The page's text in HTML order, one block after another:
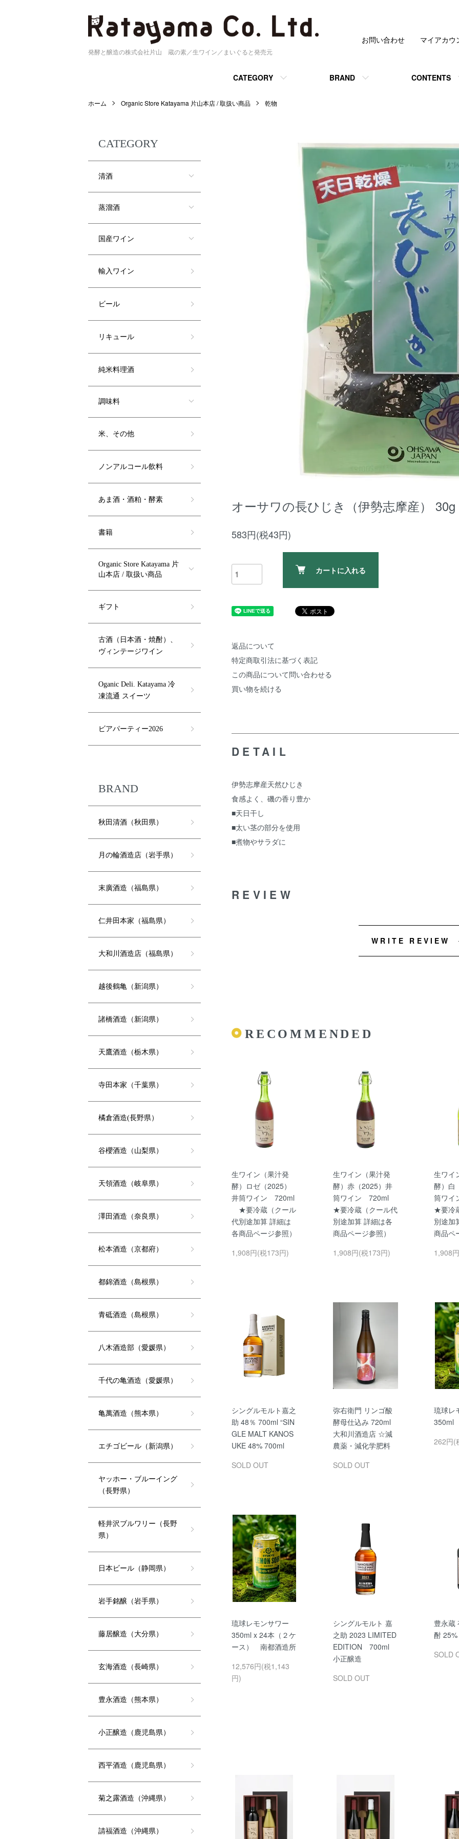
発酵と醸造の株式会社片山 蔵の素／生ワイン／まいぐると発売元
CATEGORY BRAND CONTENTS
お問い合わせ マイアカウ
ホーム Organic Store Katayama 片山本店 / 取扱い商品 乾物
オーサワの長ひじき（伊勢志摩産） 30g
583円(税43円)
カートに入れる
返品について
特定商取引法に基づく表記
この商品について問い合わせる
買い物を続ける
DETAIL
伊勢志摩産天然ひじき
食感よく、磯の香り豊か
■天日干し
■太い茎の部分を使用
■煮物やサラダに
REVIEW
WRITE REVIEW
RECOMMENDED
生ワイン（果汁発
酵）ロゼ（2025）
井筒ワイン 720ml
★要冷蔵（クール
代別途加算 詳細は
各商品ページ参照）
1,908円(税173円)
生ワイン（果汁発
酵）赤（2025）井
筒ワイン 720ml
★要冷蔵（クール代
別途加算 詳細は各
商品ページ参照）
1,908円(税173円)
生ワイ
酵）白
筒ワ
★要冷
別途加
商品ペ
1,908
シングルモルト嘉之
助 48％ 700ml “SIN
GLE MALT KANOS
UKE 48% 700ml
SOLD OUT
弥右衛門 リンゴ酸
酵母仕込み 720ml
大和川酒造店 ☆減
農薬・減化学肥料
SOLD OUT
琉球
350ml
262円(
琉球レモンサワー
350ml x 24本（２ケ
ース） 南都酒造所
12,576円(税1,143
円)
シングルモルト 嘉
之助 2023 LIMITED
EDITION 700ml
小正醸造
SOLD OUT
豊永蔵
酎
SOLD
CATEGORY
清酒
蒸溜酒
国産ワイン
輸入ワイン
ビール
リキュール
純米料理酒
調味料
米、その他
ノンアルコール飲料
あま酒・酒粕・酵素
書籍
Organic Store Katayama 片
山本店 / 取扱い商品
ギフト
古酒（日本酒・焼酎）、
ヴィンテージワイン
Oganic Deli. Katayama 冷
凍流通 スイーツ
ビアパーティー2026
BRAND
秋田清酒（秋田県）
月の輪酒造店（岩手県）
末廣酒造（福島県）
仁井田本家（福島県）
大和川酒造店（福島県）
越後鶴亀（新潟県）
諸橋酒造（新潟県）
天鷹酒造（栃木県）
寺田本家（千葉県）
橘倉酒造(長野県）
谷櫻酒造（山梨県）
天領酒造（岐阜県）
澤田酒造（奈良県）
松本酒造（京都府）
都錦酒造（島根県）
青砥酒造（島根県）
八木酒造部（愛媛県）
千代の亀酒造（愛媛県）
亀萬酒造（熊本県）
エチゴビール（新潟県）
ヤッホー・ブルーイング
（長野県）
軽井沢ブルワリー（長野
県）
日本ビール（静岡県）
岩手銘醸（岩手県）
藤居醸造（大分県）
玄海酒造（長崎県）
豊永酒造（熊本県）
小正醸造（鹿児島県）
西平酒造（鹿児島県）
菊之露酒造（沖縄県）
請福酒造（沖縄県）